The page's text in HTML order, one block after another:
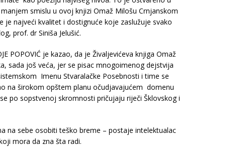
smislu u ovoj knjizi Omaž Milošu Crnjanskom
je najveći kvalitet i dostignuće koje zaslužuje svako
prof. dr Siniša Jelušić.
POPOVIĆ je kazao, da je Živaljevićeva knjiga Omaž
sada još veća, jer se pisac mnogoimenog dejstvija
Imenu Stvaralačke Posebnosti i time se
na širokom opštem planu očudjavajućem domenu
po sopstvenoj skromnosti pričujaju riječi Šklovskog i
na sebe osobiti teško breme – postaje intelektualac
mora da zna šta radi.